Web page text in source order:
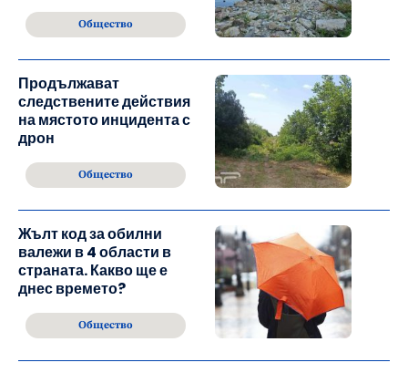
Общество
Продължават
следствените действия
на мястото инцидента с
дрон
Общество
Жълт код за обилни
валежи в 4 области в
страната. Какво ще е
днес времето?
Общество